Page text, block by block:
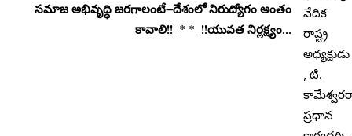
సమాజ అభివృద్ధి జరగాలంటే౼దేశంలో నిరుద్యోగం అంతం
కావాలి!!_* *_!!యువత నిర్లక్ష్యం...